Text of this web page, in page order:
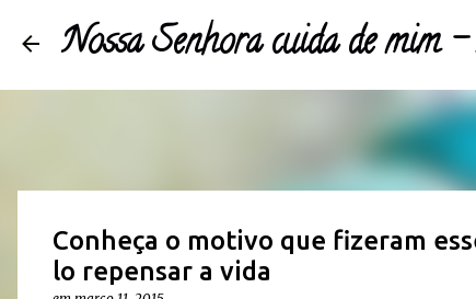
Nossa Senhora cuida de mim
Conheça o motivo que fizeram
lo repensar a vida